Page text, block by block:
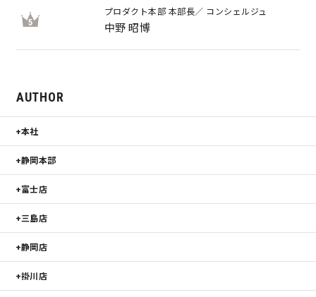
5
プロダクト本部 本部長／ コンシェルジュ
中野 昭博
AUTHOR
本社
静岡本部
富士店
三島店
静岡店
掛川店